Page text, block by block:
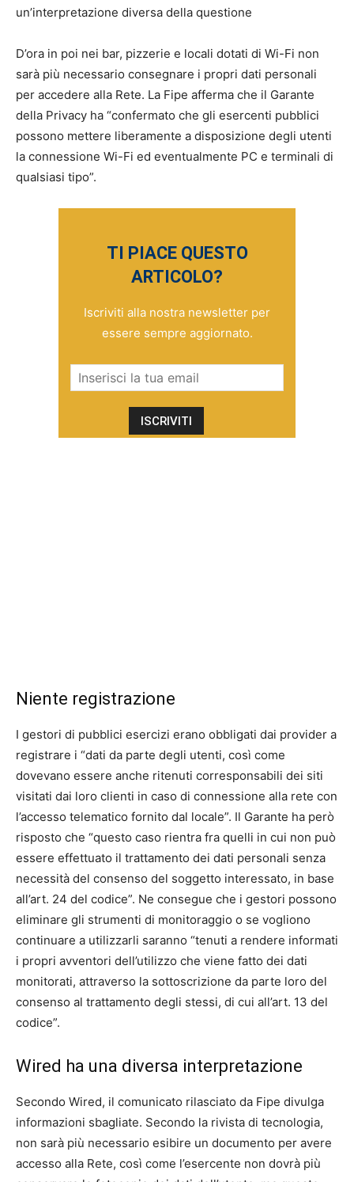
un’interpretazione diversa della questione
D’ora in poi nei bar, pizzerie e locali dotati di Wi-Fi non
sarà più necessario consegnare i propri dati personali
per accedere alla Rete. La Fipe afferma che il Garante
della Privacy ha “confermato che gli esercenti pubblici
possono mettere liberamente a disposizione degli utenti
la connessione Wi-Fi ed eventualmente PC e terminali di
qualsiasi tipo”.
TI PIACE QUESTO
ARTICOLO?
Iscriviti alla nostra newsletter per
essere sempre aggiornato.
Niente registrazione
I gestori di pubblici esercizi erano obbligati dai provider a
registrare i “dati da parte degli utenti, così come
dovevano essere anche ritenuti corresponsabili dei siti
visitati dai loro clienti in caso di connessione alla rete con
l’accesso telematico fornito dal locale”. Il Garante ha però
risposto che “questo caso rientra fra quelli in cui non può
essere effettuato il trattamento dei dati personali senza
necessità del consenso del soggetto interessato, in base
all’art. 24 del codice”. Ne consegue che i gestori possono
eliminare gli strumenti di monitoraggio o se vogliono
continuare a utilizzarli saranno “tenuti a rendere informati
i propri avventori dell’utilizzo che viene fatto dei dati
monitorati, attraverso la sottoscrizione da parte loro del
consenso al trattamento degli stessi, di cui all’art. 13 del
codice”.
Wired ha una diversa interpretazione
Secondo Wired, il comunicato rilasciato da Fipe divulga
informazioni sbagliate. Secondo la rivista di tecnologia,
non sarà più necessario esibire un documento per avere
accesso alla Rete, così come l’esercente non dovrà più